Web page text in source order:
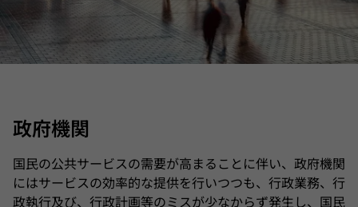
政府機関
国民の公共サービスの需要が高まることに伴い、政府機関
にはサービスの効率的な提供を行いつつも、行政業務、行
政執行及び、行政計画等のミスが少なからず発生し、国民